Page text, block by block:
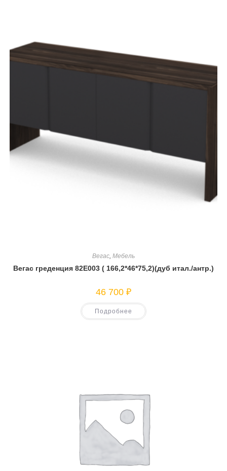
Вегас, Мебель
Вегас греденция 82Е003 ( 166,2*46*75,2)(дуб итал./антр.)
46 700 ₽
Подробнее